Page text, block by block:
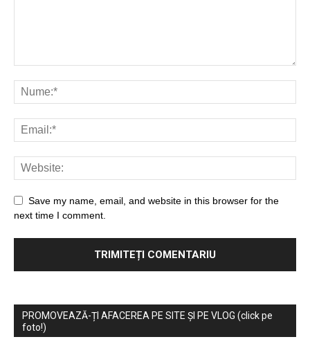
Save my name, email, and website in this browser for the
next time I comment.
PROMOVEAZĂ-ȚI AFACEREA PE SITE ȘI PE VLOG (click pe
foto!)